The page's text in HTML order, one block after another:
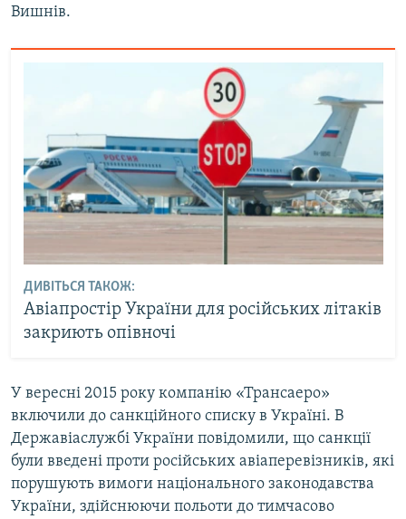
Вишнів.
ДИВІТЬСЯ ТАКОЖ:
Авіапростір України для російських літаків
закриють опівночі
У вересні 2015 року компанію «Трансаеро»
включили до санкційного списку в Україні. В
Державіаслужбі України повідомили, що санкції
були введені проти російських авіаперевізників, які
порушують вимоги національного законодавства
України, здійснюючи польоти до тимчасово